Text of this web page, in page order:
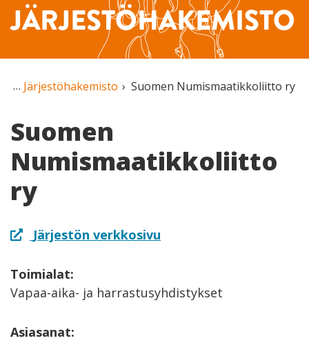
JÄRJESTÖHAKEMISTO
Järjestöhakemisto Suomen Numismaatikkoliitto ry
Suomen
Numismaatikkoliitto
ry
Järjestön verkkosivu
Toimialat:
Vapaa-aika- ja harrastusyhdistykset
Asiasanat: